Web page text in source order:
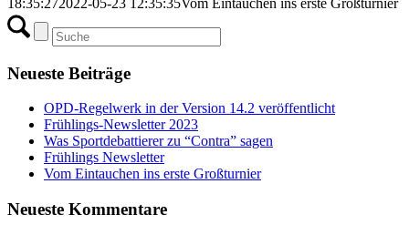
Neueste Beiträge
OPD-Regelwerk in der Version 14.2 veröffentlicht
Frühlings-Newsletter 2023
Was Sportdebattierer zu “Contra” sagen
Frühlings Newsletter
Vom Eintauchen ins erste Großturnier
Neueste Kommentare